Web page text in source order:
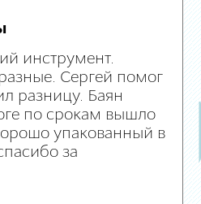
инструмент.
Сергей помог
разницу. Баян
по срокам вышло
упакованный в
за